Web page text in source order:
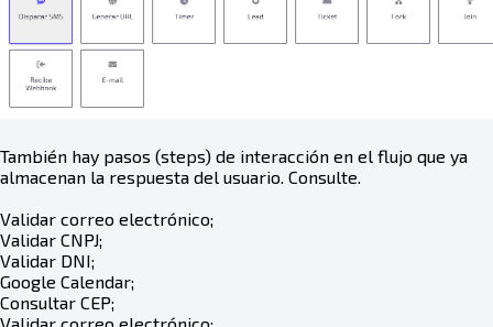
También hay pasos (steps) de interacción en el flujo que ya
almacenan la respuesta del usuario. Consulte.
Validar correo electrónico;
Validar CNPJ;
Validar DNI;
Google Calendar;
Consultar CEP;